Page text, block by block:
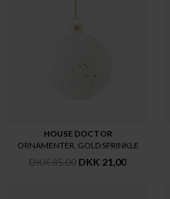
HOUSE DOCTOR
ORNAMENTER, GOLD SPRINKLE
DKK 35,00 DKK 21,00